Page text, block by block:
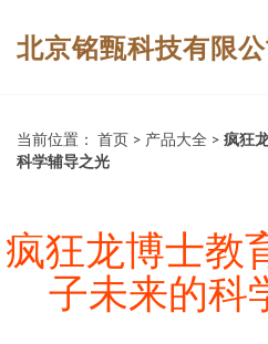
北京铭甄科技有限
当前位置： 首页 > 产品大全 > 疯狂
科学辅导之光
疯狂龙博士教
子未来的科